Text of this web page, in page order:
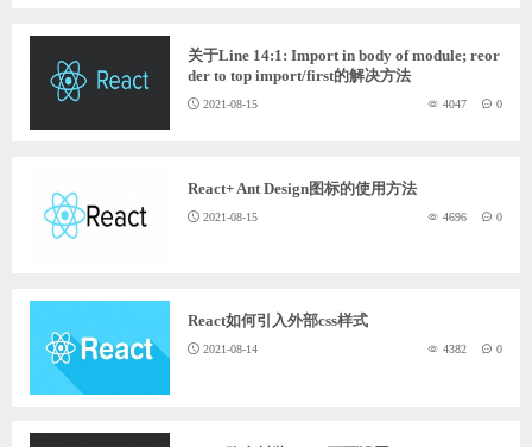
关于Line 14:1: Import in body of module; reor
der to top import/first的解决方法
2021-08-15 4047 0
React+ Ant Design图标的使用方法
2021-08-15 4696 0
React如何引入外部css样式
2021-08-14 4382 0